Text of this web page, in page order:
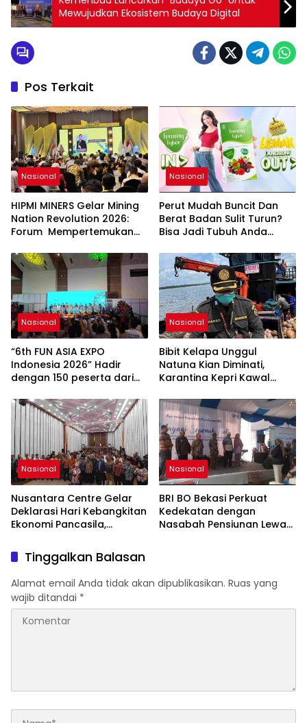
Mewujudkan Ekosistem Budaya Digital
Pos Terkait
Nasional
HIPMI MINERS Gelar Mining
Nation Revolution 2026:
Forum Mempertemukan
Investor, Akademisi, dan
Pengusaha dalam
Mendukung Percepatan
Hilirisasi Nasional.
Nasional
Perut Mudah Buncit Dan
Berat Badan Sulit Turun?
Bisa Jadi Tubuh Anda
Nasional
“6th FUN ASIA EXPO
Indonesia 2026” Hadir
dengan 150 peserta dari
Industri Taman Rekreasi
dan Ekosistem Pariwisata
di Tanah Air
Nasional
Bibit Kelapa Unggul
Natuna Kian Diminati,
Karantina Kepri Kawal
Bintan
Nasional
Nusantara Centre Gelar
Deklarasi Hari Kebangkitan
Ekonomi Pancasila,
Djojohadikusumo Anti
Penjajahan (Pergolakan
Ekonomi Politik Indonesia)
& Simposium Nasional
“Urgensi Undang-Undang
Perekonomian Nasional
dan Kesejahteraan Sosial
Nasional
BRI BO Bekasi Perkuat
Kedekatan dengan
Nasabah Pensiunan Lewat
Tinggalkan Balasan
Alamat email Anda tidak akan dipublikasikan. Ruas yang
wajib ditandai *